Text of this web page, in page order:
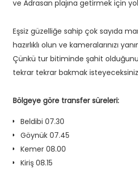
ve Adrasan plajına getirmek için
Eşsiz güzelliğe sahip çok sayıda
hazırlıklı olun ve kameralarınızı
Çünkü tur bitiminde şahit
tekrar tekrar bakmak
Bölgeye göre transfer süreleri:
Beldibi 07.30
Göynük 07.45
Kemer 08.00
Kiriş 08.15